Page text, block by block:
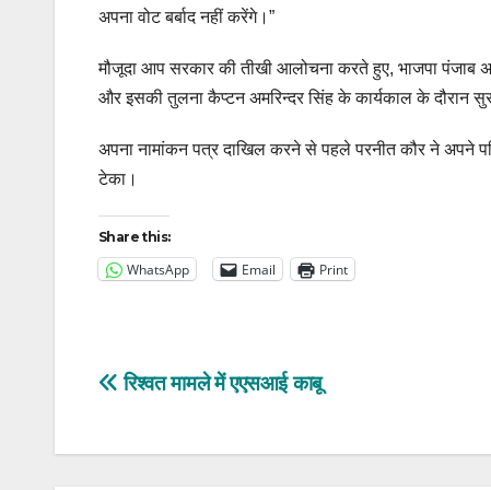
अपना वोट बर्बाद नहीं करेंगे।”
मौजूदा आप सरकार की तीखी आलोचना करते हुए, भाजपा पंजाब
और इसकी तुलना कैप्टन अमरिन्दर सिंह के कार्यकाल के दौरान
अपना नामांकन पत्र दाखिल करने से पहले परनीत कौर ने अपने
टेका।
Share this:
WhatsApp Email Print
Post
रिश्वत मामले में एएसआई काबू